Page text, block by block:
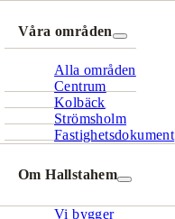
Våra områden
Alla områden
Centrum
Kolbäck
Strömsholm
Fastighetsdokument
Om Hallstahem
Vi bygger